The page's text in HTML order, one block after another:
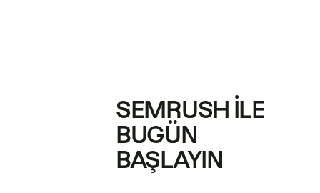
SEMRUSH ILE
BUGÜN
BAŞLAYIN